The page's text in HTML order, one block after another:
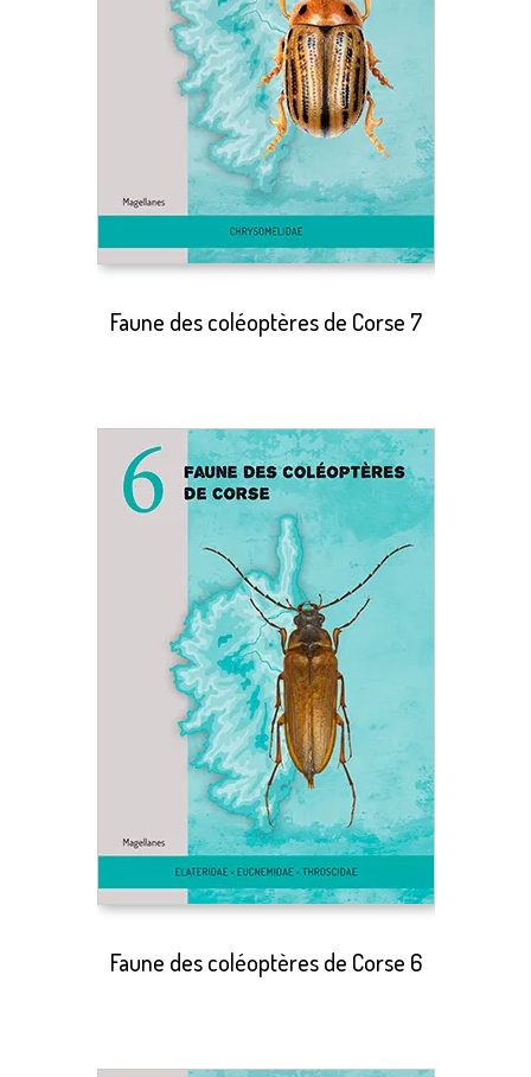
Faune des coléoptères de Corse 7
Faune des coléoptères de Corse 6